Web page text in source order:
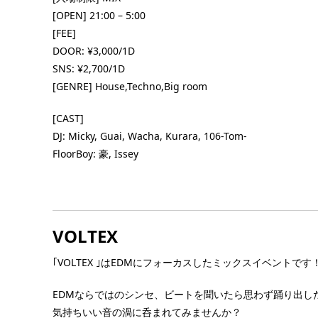
[OPEN] 21:00 – 5:00
[FEE]
DOOR: ¥3,000/1D
SNS: ¥2,700/1D
[GENRE] House,Techno,Big room
[CAST]
DJ: Micky, Guai, Wacha, Kurara, 106-Tom-
FloorBoy: 豪, Issey
VOLTEX
｢VOLTEX ｣はEDMにフォーカスしたミックスイベントです！
EDMならではのシンセ、ビートを聞いたら思わず踊り出し
気持ちいい音の渦に呑まれてみませんか？
ンム
ONLY（20歳以
前売り(お好き
■ INFORMATION [入場制限] MIX [OPEN]
金） ボトルチャージ¥1,500 鏡月ボトル
[…] ...